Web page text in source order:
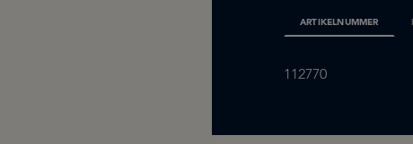
ARTIKELNUMMER
112770